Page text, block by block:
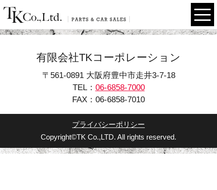
有限会社TKコーポレーション
〒561-0891 大阪府豊中市走井3-7-18
TEL： 06-6858-7000
FAX：06-6858-7010
プライバシーポリシー
Copyright©TK Co.,LTD. All rights reserved.